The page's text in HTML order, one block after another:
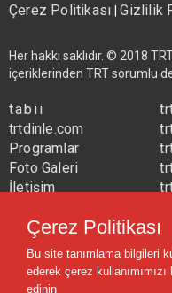
Çerez Politikası|Gizlilik
Her hakkı saklıdır. © 2018
içeriklerinden TRT sorumlu
tabii
trtdinle.com
Programlar
Foto Galeri
İletişim
trtavaz.com.tr
trtmuzik.net.tr
trtcocuk.net.tr
Çerez Politikası
Bu site tanımlama bilgileri
ederek çerez
edinin